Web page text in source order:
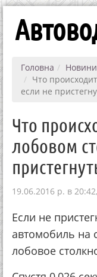
Головна
Новини
Что
если не
Что
лобовом
19.06.2016 р. в 20:42,
Если не
автомобиль на
лобовое